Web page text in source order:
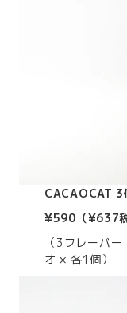
CACAOCAT
¥590（¥637税
（3フレーバ
オ × 各1個）